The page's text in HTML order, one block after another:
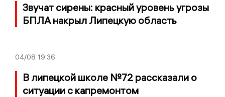
Звучат сирены: красный уровень угрозы
БПЛА накрыл Липецкую область
04/08 19:36
В липецкой школе №72 рассказали о
ситуации с капремонтом